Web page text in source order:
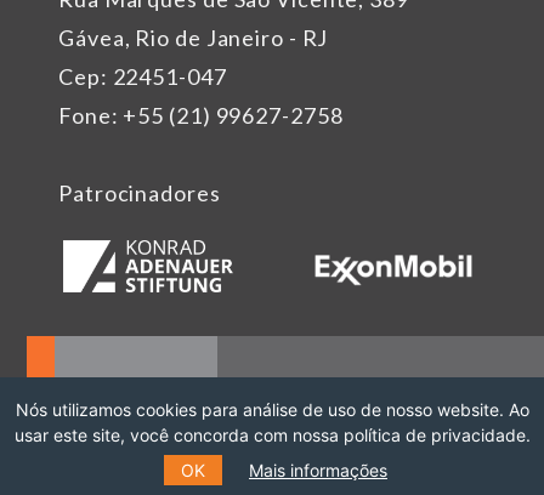
Gávea, Rio de Janeiro - RJ
Cep: 22451-047
Fone: +55 (21) 99627-2758
Patrocinadores
Nós utilizamos cookies para análise de uso de nosso website. Ao
usar este site, você concorda com nossa política de privacidade.
OK
Mais informações